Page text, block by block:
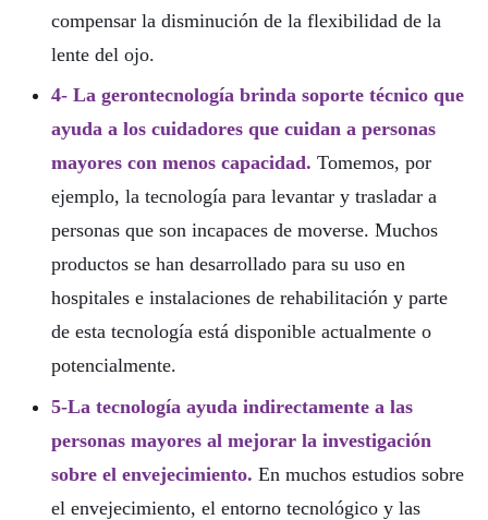
compensar la disminución de la flexibilidad de la
lente del ojo.
4- La gerontecnología brinda soporte técnico que
ayuda a los cuidadores que cuidan a personas
mayores con menos capacidad. Tomemos, por
ejemplo, la tecnología para levantar y trasladar a
personas que son incapaces de moverse. Muchos
productos se han desarrollado para su uso en
hospitales e instalaciones de rehabilitación y parte
de esta tecnología está disponible actualmente o
potencialmente.
5-La tecnología ayuda indirectamente a las
personas mayores al mejorar la investigación
sobre el envejecimiento. En muchos estudios sobre
el envejecimiento, el entorno tecnológico y las